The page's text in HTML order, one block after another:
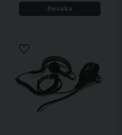
Bevaka